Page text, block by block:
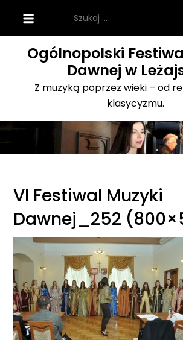
content
Ogólnopolski
Dawnej w
Z muzyką poprzez wieki – od
klasycyzmu.
VI Festiwal Muzyki
Dawnej_252